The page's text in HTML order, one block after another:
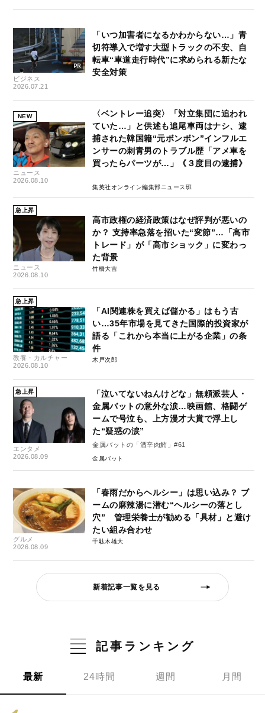
ビジネス
2026.07.21
「いつ加害者になるかわからない…」青
切符導入で増す大型トラックの不安、自
転車“車道走行時代”に求められる新たな
安全対策
NEW
ニュース
2026.08.10
〈ベントレー追突〉「対立集団に追われ
ていた…」と供述も追尾車両はナシ、逮
捕された韓国籍“元ボンボン”インフルエ
ンサーの刺青男のトラブル歴「アメ車を
買ったらパーツが…」《３度目の逮捕》
集英社オンライン編集部ニュース班
急上昇
ニュース
2026.08.10
高市政権の経済政策はなぜ評判が悪いの
か？ 支持率急落を招いた“変節”…「高市
トレード」が「高市ショック」に変わっ
た背景
竹橋大吉
急上昇
教養・カルチャー
2026.08.10
「AI関連株を買えば儲かる」はもう古
い…35年市場を見てきた国際的投資家が
語る「これから本当に上がる企業」の条
件
木戸次郎
急上昇
エンタメ
2026.08.09
「泣いてないねんけどな」無頼派芸人・
金属バットの意外な涙…映画館、格闘ゲ
ームで号泣も、上方漫才大賞で浮上し
た“疑惑の涙”
金属バットの「酒辛肉鮪」#61
金属バット
グルメ
2026.08.09
「春雨だからヘルシー」は思い込み？ ブ
ームの麻辣湯に潜む“ヘルシーの落とし
穴” 管理栄養士が勧める「具材」と避け
たい組み合わせ
千駄木雄大
新着記事一覧を見る
記事ランキング
最新 24時間 週間 月間